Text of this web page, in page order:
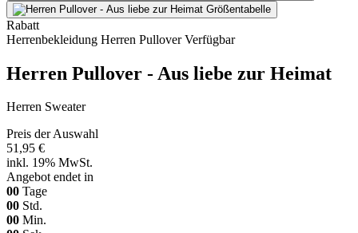
Rabatt
Herrenbekleidung Herren Pullover Verfügbar
Herren Pullover - Aus liebe zur Heimat
Herren Sweater
Preis der Auswahl
51,95 €
inkl. 19% MwSt.
Angebot endet in
00 Tage
00 Std.
00 Min.